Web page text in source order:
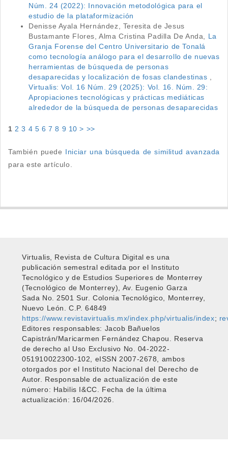
Núm. 24 (2022): Innovación metodológica para el
estudio de la plataformización
Denisse Ayala Hernández, Teresita de Jesus
Bustamante Flores, Alma Cristina Padilla De Anda, La
Granja Forense del Centro Universitario de Tonalá
como tecnología análogo para el desarrollo de nuevas
herramientas de búsqueda de personas
desaparecidas y localización de fosas clandestinas
Virtualis: Vol. 16 Núm. 29 (2025): Vol. 16. Núm. 29:
Apropiaciones tecnológicas y prácticas mediáticas
alrededor de la búsqueda de personas desaparecidas
1 2 3 4 5 6 7 8 9 10 > >>
También puede Iniciar una búsqueda de similitud avanzada
para este artículo.
Virtualis, Revista de Cultura Digital es una
publicación semestral editada por el Instituto
Tecnológico y de Estudios Superiores de Monterrey
(Tecnológico de Monterrey), Av. Eugenio Garza
Sada No. 2501 Sur. Colonia Tecnológico, Monterrey,
Nuevo León. C.P. 64849
https://www.revistavirtualis.mx/index.php/virtualis/index;
Editores responsables: Jacob Bañuelos
Capistrán/Maricarmen Fernández Chapou. Reserva
de derecho al Uso Exclusivo No. 04-2022-
051910022300-102, eISSN 2007-2678, ambos
otorgados por el Instituto Nacional del Derecho de
Autor. Responsable de actualización de este
número: Habilis I&CC. Fecha de la última
actualización: 16/04/2026.